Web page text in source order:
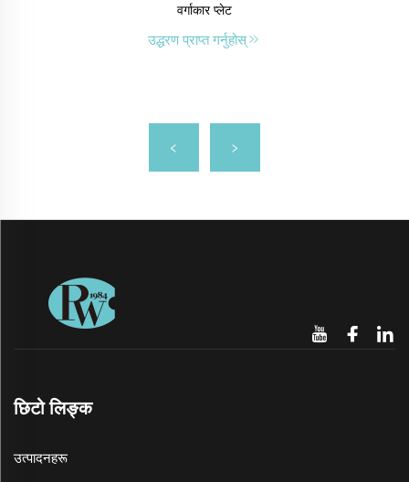
वर्गाकार प्लेट
उद्धरण प्राप्त गर्नुहोस्
छिटो लिङ्क
उत्पादनहरू